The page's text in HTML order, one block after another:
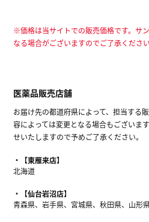
※価格は当サイトでの販売価格です。サ
なる場合がございますのでご了承ください
医薬品販売店舗
お届け先の都道府県によって、担当する
容によっては変更となる場合もございま
せいたしますので予めご了承ください。
【東雁来店】
北海道
【仙台岩沼店】
青森県、岩手県、宮城県、秋田県、山形